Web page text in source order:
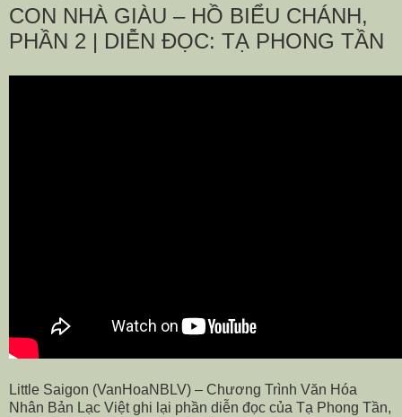
CON NHÀ GIÀU – HỒ BIỂU CHÁNH,
PHẦN 2 | DIỄN ĐỌC: TẠ PHONG TẦN
Little Saigon (VanHoaNBLV) – Chương Trình Văn Hóa
Nhân Bản Lạc Việt ghi lại phần diễn đọc của Tạ Phong Tần,